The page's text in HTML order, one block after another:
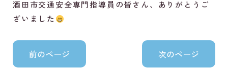
酒田市交通安全専門指導員の皆さん、ありがとうご
ざいました